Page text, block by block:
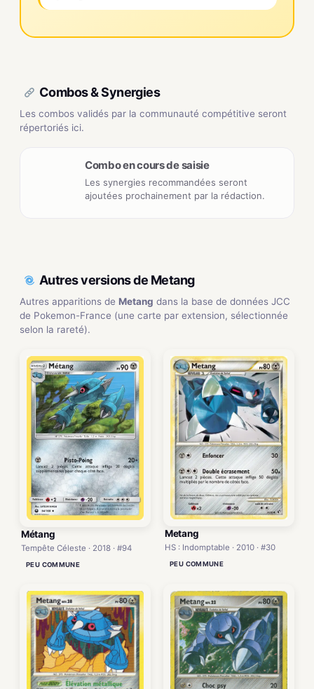
Combos & Synergies
Les combos validés par la communauté compétitive seront
répertoriés ici.
Combo en cours de saisie
Les synergies recommandées seront
ajoutées prochainement par la rédaction.
Autres versions de Metang
Autres apparitions de Metang dans la base de données JCC
de Pokemon-France (une carte par extension, sélectionnée
selon la rareté).
Métang
Tempête Céleste · 2018 · #94
PEU COMMUNE
Metang
HS : Indomptable · 2010 · #30
PEU COMMUNE